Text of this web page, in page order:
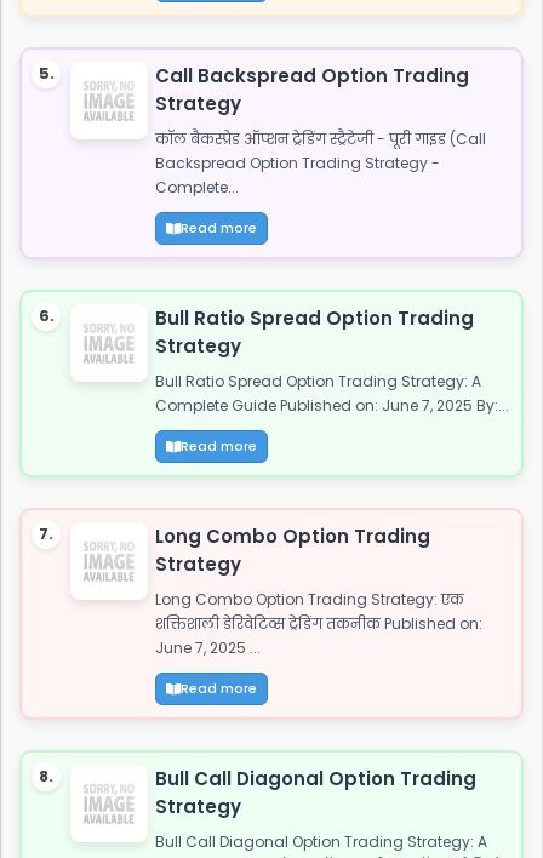
5.
Call Backspread Option Trading
Strategy
कॉल बैकस्प्रेड ऑप्शन ट्रेडिंग स्ट्रैटेजी - पूरी गाइड (Call
Backspread Option Trading Strategy -
Complete...
Read more
6.
Bull Ratio Spread Option Trading
Strategy
Bull Ratio Spread Option Trading Strategy: A
Complete Guide Published on: June 7, 2025 By:...
Read more
7.
Long Combo Option Trading
Strategy
Long Combo Option Trading Strategy: एक
शक्तिशाली डेरिवेटिव्स ट्रेडिंग तकनीक Published on:
June 7, 2025 ...
Read more
8.
Bull Call Diagonal Option Trading
Strategy
Bull Call Diagonal Option Trading Strategy: A